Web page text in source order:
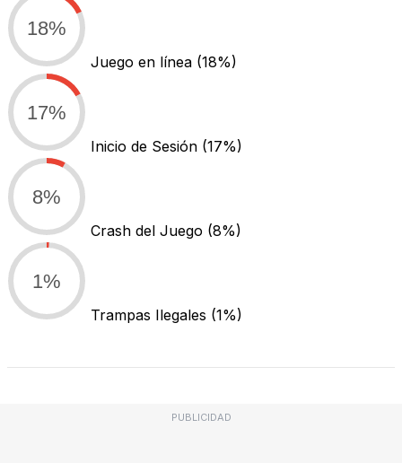
18%
Juego en línea (18%)
17%
Inicio de Sesión (17%)
8%
Crash del Juego (8%)
1%
Trampas Ilegales (1%)
PUBLICIDAD